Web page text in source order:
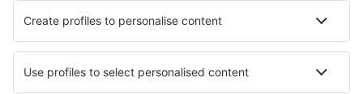
Tenerife Norte - Los Rodeos (TFN)
Tenerife Sur - Reina Sofia (TFS)
Valladolid (VLL)